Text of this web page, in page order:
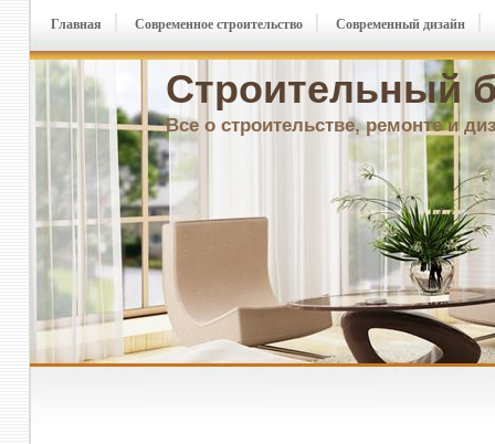
Строительный
Все о строительстве, ремонте и
Главная Современное строительство Современный дизайн